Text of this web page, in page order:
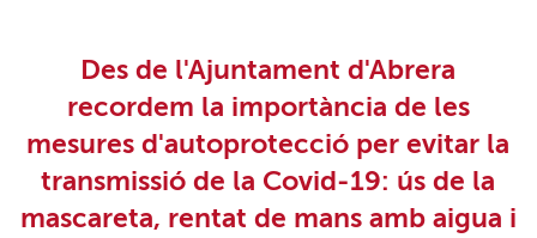
Des de l'Ajuntament d'Abrera
recordem la importància de les
mesures d'autoprotecció per evitar la
transmissió de la Covid-19: ús de la
mascareta, rentat de mans amb aigua i